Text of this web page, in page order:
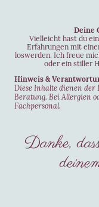
Deine
Vielleicht hast du
Erfahrungen mit
loswerden. Ich freue
oder ein stiller
Hinweis &
Diese Inhalte dienen
Beratung. Bei Allergien
Fachpersonal.
Danke,